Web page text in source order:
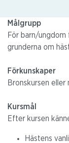
Målgrupp
För barn/ungdom
grunderna om
Förkunskaper
Bronskursen eller
Kursmål
Efter kursen
Hästens